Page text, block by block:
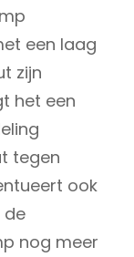
een laag
zijn
het een
tegen
ook
de
nog meer